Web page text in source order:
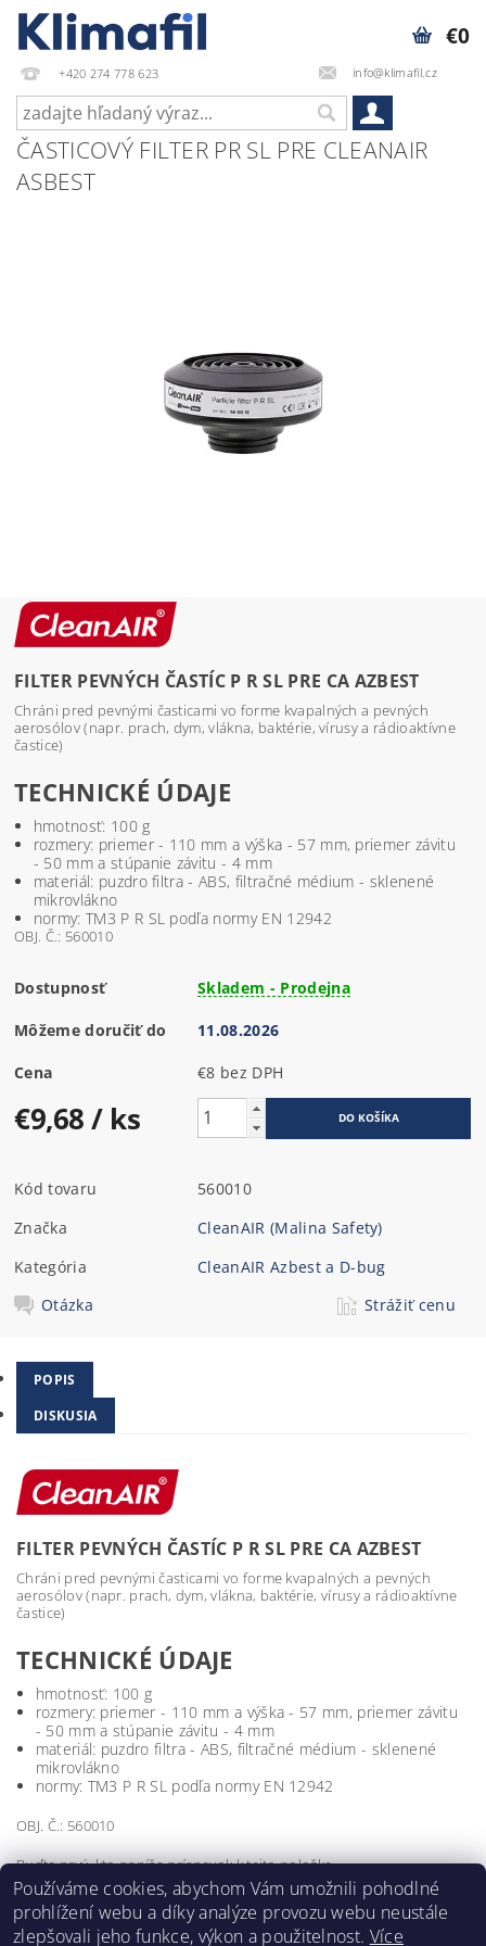
+420 274 778 623 info@klimafil.cz
€0
ČASTICOVÝ FILTER PR SL PRE CLEANAIR
ASBEST
FILTER PEVNÝCH ČASTÍC P R SL PRE CA AZBEST
Chráni pred pevnými časticami vo forme kvapalných a pevných
aerosólov (napr. prach, dym, vlákna, baktérie, vírusy a rádioaktívne
častice)
TECHNICKÉ ÚDAJE
hmotnosť: 100 g
rozmery: priemer - 110 mm a výška - 57 mm, priemer závitu
- 50 mm a stúpanie závitu - 4 mm
materiál: puzdro filtra - ABS, filtračné médium - sklenené
mikrovlákno
normy: TM3 P R SL podľa normy EN 12942
OBJ. Č.: 560010
Dostupnosť Skladem - Prodejna
Môžeme doručiť do 11.08.2026
Cena €8 bez DPH
€9,68/ ks
Kód tovaru
560010
Značka
CleanAIR (Malina Safety)
Kategória
CleanAIR Azbest a D-bug
Otázka
Strážiť cenu
POPIS
DISKUSIA
FILTER PEVNÝCH ČASTÍC P R SL PRE CA AZBEST
Chráni pred pevnými časticami vo forme kvapalných a pevných
aerosólov (napr. prach, dym, vlákna, baktérie, vírusy a rádioaktívne
častice)
TECHNICKÉ ÚDAJE
hmotnosť: 100 g
rozmery: priemer - 110 mm a výška - 57 mm, priemer závitu
- 50 mm a stúpanie závitu - 4 mm
materiál: puzdro filtra - ABS, filtračné médium - sklenené
mikrovlákno
normy: TM3 P R SL podľa normy EN 12942
OBJ. Č.: 560010
Buďte prvý, kto napíše príspevok k tejto položke.
Pridať komentár
Používáme cookies, abychom Vám umožnili pohodlné
prohlížení webu a díky analýze provozu webu neustále
zlepšovali jeho funkce, výkon a použitelnost. Více